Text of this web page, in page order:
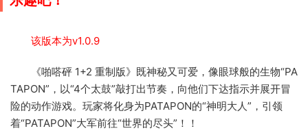
该版本为v1.0.9
《啪嗒砰 1+2 重制版》既神秘又可爱，像眼球般的生物“PA
TAPON”，以“4个太鼓”敲打出节奏，向他们下达指示并展开冒
险的动作游戏。玩家将化身为PATAPON的“神明大人”，引领
着“PATAPON”大军前往“世界的尽头”！！